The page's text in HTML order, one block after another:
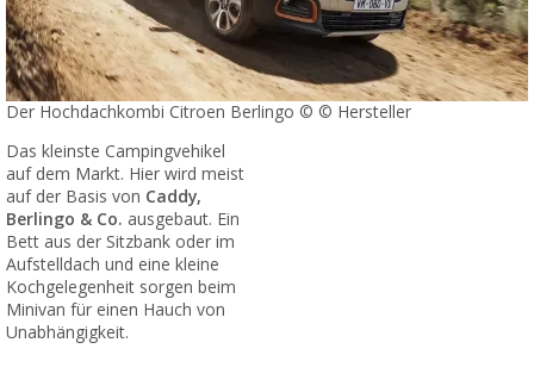
Der Hochdachkombi Citroen Berlingo © © Hersteller
Das kleinste Campingvehikel
auf dem Markt. Hier wird meist
auf der Basis von Caddy,
Berlingo & Co. ausgebaut. Ein
Bett aus der Sitzbank oder im
Aufstelldach und eine kleine
Kochgelegenheit sorgen beim
Minivan für einen Hauch von
Unabhängigkeit.